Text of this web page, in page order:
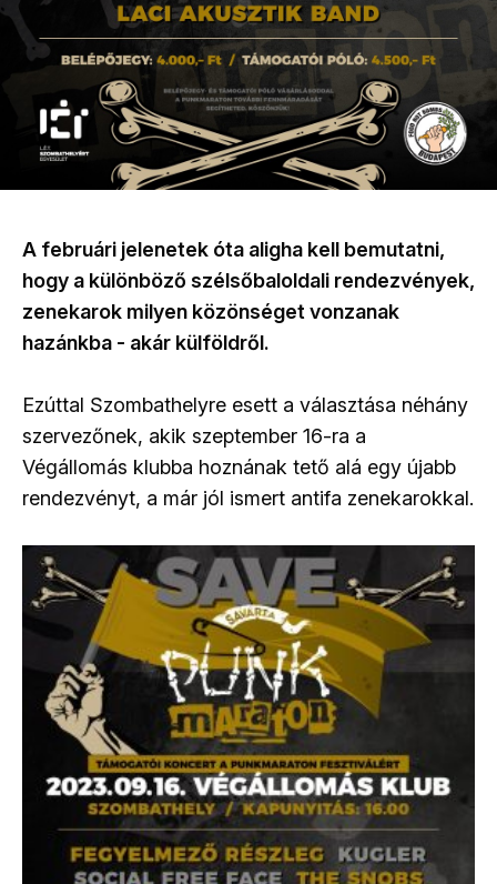
A februári jelenetek óta aligha kell bemutatni,
hogy a különböző szélsőbaloldali rendezvények,
zenekarok milyen közönséget vonzanak
hazánkba - akár külföldről.
Ezúttal Szombathelyre esett a választása néhány
szervezőnek, akik szeptember 16-ra a
Végállomás klubba hoznának tető alá egy újabb
rendezvényt, a már jól ismert antifa zenekarokkal.